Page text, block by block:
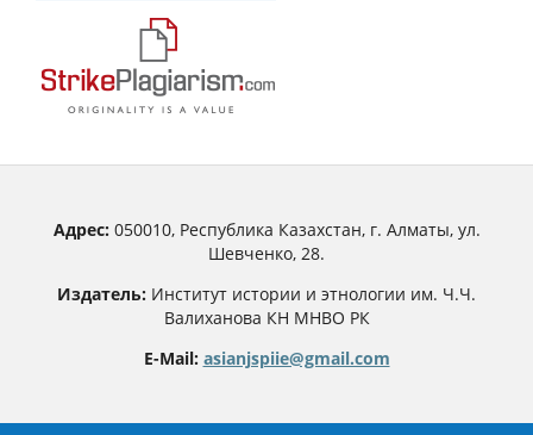
Адрес:050010, Республика Казахстан, г. Алматы, ул.
Шевченко, 28.
Издатель: Институт истории и этнологии им. Ч.Ч.
Валиханова КН МНВО РК
E-Mail: asianjspiie@gmail.com